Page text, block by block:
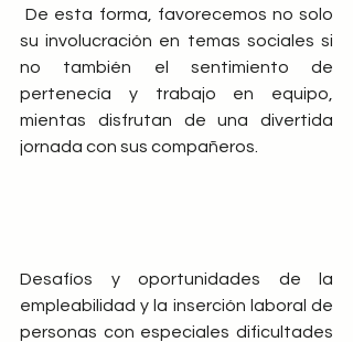
De esta forma, favorecemos no solo
su involucración en temas sociales si
no también el sentimiento de
pertenecía y trabajo en equipo,
mientas disfrutan de una divertida
jornada con sus compañeros.
Desafíos y oportunidades de la
empleabilidad y la inserción laboral de
personas con especiales dificultades